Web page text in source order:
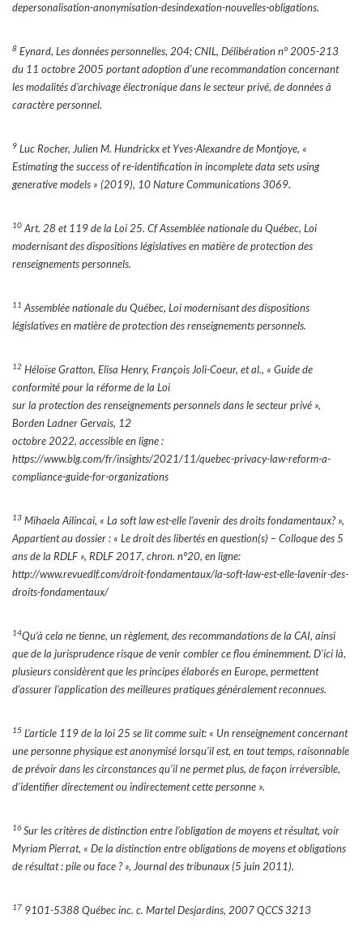
depersonalisation-anonymisation-desindexation-nouvelles-obligations.
8 Eynard, Les données personnelles, 204; CNIL, Délibération n° 2005-213
du 11 octobre 2005 portant adoption d’une recommandation concernant
les modalités d’archivage électronique dans le secteur privé, de données à
caractère personnel.
9 Luc Rocher, Julien M. Hundrickx et Yves-Alexandre de Montjoye, «
Estimating the success of re-identification in incomplete data sets using
generative models » (2019), 10 Nature Communications 3069.
10 Art. 28 et 119 de la Loi 25. Cf Assemblée nationale du Québec, Loi
modernisant des dispositions législatives en matière de protection des
renseignements personnels.
11 Assemblée nationale du Québec, Loi modernisant des dispositions
législatives en matière de protection des renseignements personnels.
12 Héloïse Gratton, Elisa Henry, François Joli-Coeur, et al., « Guide de
conformité pour la réforme de la Loi
sur la protection des renseignements personnels dans le secteur privé »,
Borden Ladner Gervais, 12
octobre 2022, accessible en ligne :
https://www.blg.com/fr/insights/2021/11/quebec-privacy-law-reform-a-
compliance-guide-for-organizations
13 Mihaela Ailincai, « La soft law est-elle l’avenir des droits fondamentaux? »,
Appartient au dossier : « Le droit des libertés en question(s) – Colloque des 5
ans de la RDLF », RDLF 2017, chron. n°20, en ligne:
http://www.revuedlf.com/droit-fondamentaux/la-soft-law-est-elle-lavenir-des-
droits-fondamentaux/
14Qu’à cela ne tienne, un règlement, des recommandations de la CAI, ainsi
que de la jurisprudence risque de venir combler ce flou éminemment. D’ici là,
plusieurs considèrent que les principes élaborés en Europe, permettent
d’assurer l’application des meilleures pratiques généralement reconnues.
15 L’article 119 de la loi 25 se lit comme suit: « Un renseignement concernant
une personne physique est anonymisé lorsqu’il est, en tout temps, raisonnable
de prévoir dans les circonstances qu’il ne permet plus, de façon irréversible,
d’identifier directement ou indirectement cette personne ».
16Sur les critères de distinction entre l’obligation de moyens et résultat, voir
Myriam Pierrat, « De la distinction entre obligations de moyens et obligations
de résultat : pile ou face ? », Journal des tribunaux (5 juin 2011).
17 9101-5388 Québec inc. c. Martel Desjardins, 2007 QCCS 3213